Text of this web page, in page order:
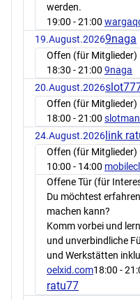
werden.
19:00 - 21:00
19.August.20269naga
Offen (für Mitglieder)
18:30 - 21:00 9naga
20.August.2026
Offen (für Mitglieder)
18:00 - 21:00
24.August.2026link
Offen (für Mitglieder)
10:00 - 14:00
Offene Tür (für
Du möchtest
machen kann?
Komm vorbei und
und unverbindliche
und Werkstätten
oelxid.com18:00 -
ratu77